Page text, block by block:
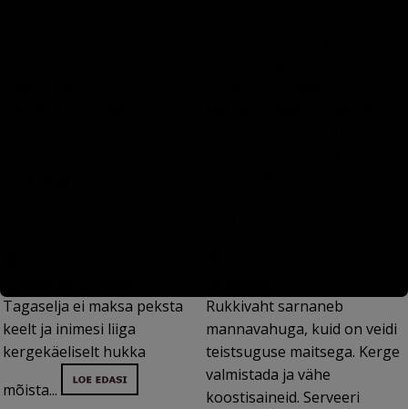
Tagaselja ei maksa peksta
keelt ja inimesi liiga
kergekäeliselt hukka
mõista...
Rukkivaht sarnaneb
mannavahuga, kuid on veidi
teistsuguse maitsega. Kerge
valmistada ja vähe
koostisaineid. Serveeri